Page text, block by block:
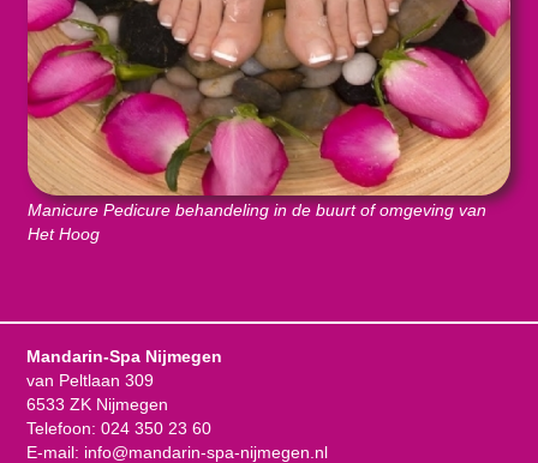
Manicure Pedicure behandeling in de buurt of omgeving van
Het Hoog
Mandarin-Spa Nijmegen
van Peltlaan 309
6533 ZK Nijmegen
Telefoon: 024 350 23 60
E-mail: info@mandarin-spa-nijmegen.nl